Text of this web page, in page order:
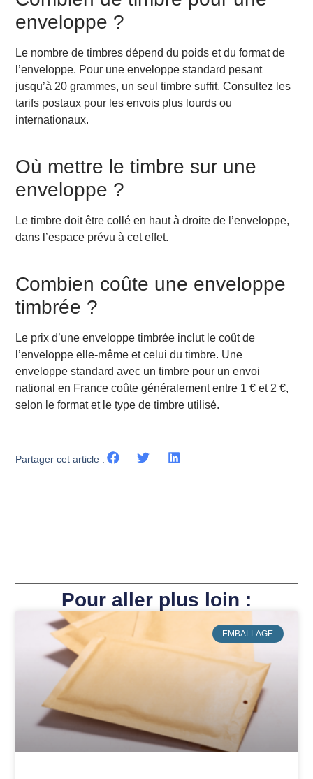
enveloppe ?
Le nombre de timbres dépend du poids et du format de
l’enveloppe. Pour une enveloppe standard pesant
jusqu’à 20 grammes, un seul timbre suffit. Consultez les
tarifs postaux pour les envois plus lourds ou
internationaux.
Où mettre le timbre sur une
enveloppe ?
Le timbre doit être collé en haut à droite de l’enveloppe,
dans l’espace prévu à cet effet.
Combien coûte une enveloppe
timbrée ?
Le prix d’une enveloppe timbrée inclut le coût de
l’enveloppe elle-même et celui du timbre. Une
enveloppe standard avec un timbre pour un envoi
national en France coûte généralement entre 1 € et 2 €,
selon le format et le type de timbre utilisé.
Partager cet article :
Pour aller plus loin :
EMBALLAGE